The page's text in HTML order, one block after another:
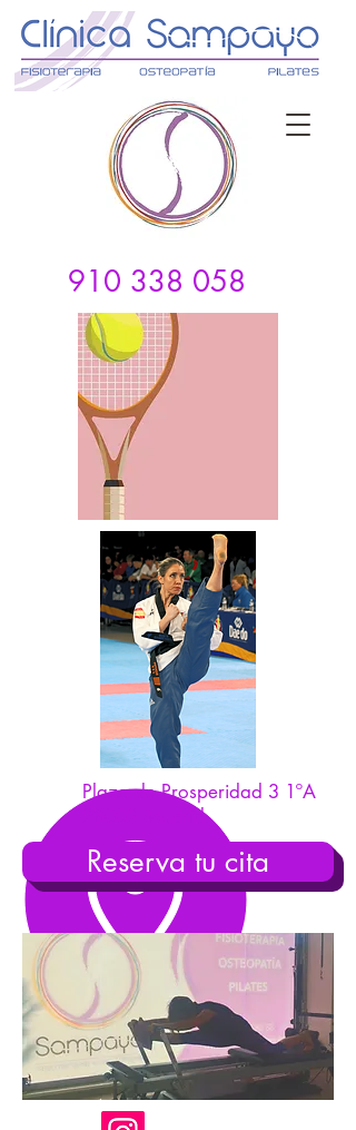
910 338 058
Plaza de Prosperidad 3 1ºA
28002 Madrid
Reserva tu cita